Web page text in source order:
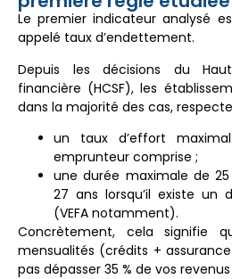
Le premier indicateur analysé
appelé taux d’endettement.
Depuis les décisions du
financière (HCSF), les
dans la majorité des cas,
un taux d’effort
emprunteur comprise ;
une durée maximale de
27 ans lorsqu’il existe un
(VEFA notamment).
Concrètement, cela signifie
mensualités (crédits +
pas dépasser 35 % de vos